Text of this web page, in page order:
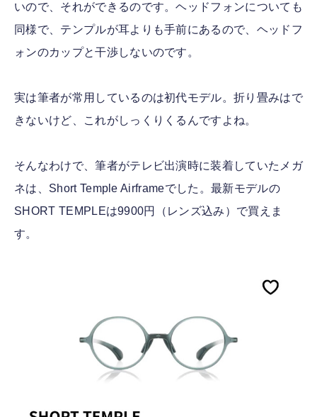
いので、それができるのです。ヘッドフォンについても
同様で、テンプルが耳よりも手前にあるので、ヘッドフ
ォンのカップと干渉しないのです。
実は筆者が常用しているのは初代モデル。折り畳みはで
きないけど、これがしっくりくるんですよね。
そんなわけで、筆者がテレビ出演時に装着していたメガ
ネは、Short Temple Airframeでした。最新モデルの
SHORT TEMPLEは9900円（レンズ込み）で買えま
す。